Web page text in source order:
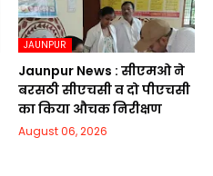
JAUNPUR
Jaunpur News : सीएमओ ने
बरसठी सीएचसी व दो पीएचसी
का किया औचक निरीक्षण
August 06, 2026